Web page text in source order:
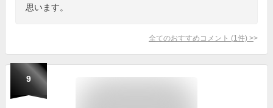
思います。
全てのおすすめコメント (1 件) >
9